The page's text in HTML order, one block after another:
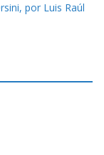
por Luis Raúl